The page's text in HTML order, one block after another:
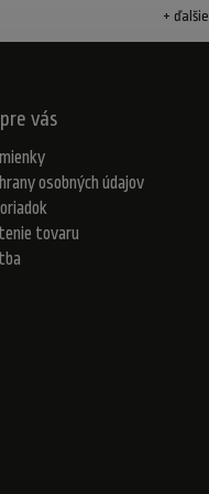
+ ďalšie
vás
osobných údajov
tovaru